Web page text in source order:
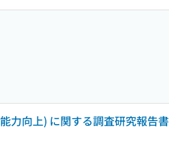
力向上) に関する調査研究報告書